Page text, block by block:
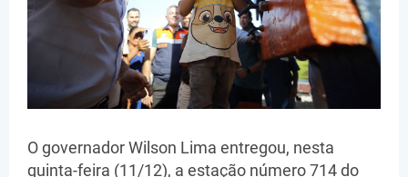
O governador Wilson Lima entregou, nesta
quinta-feira (11/12), a estação número 714 do